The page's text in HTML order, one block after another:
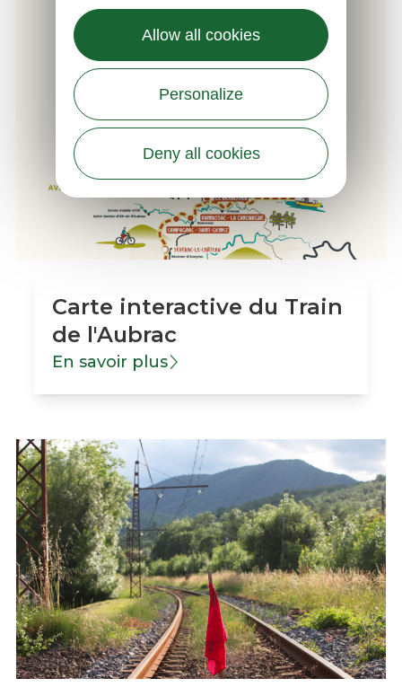
Carte interactive du Train
de l'Aubrac
En savoir plus
Allow all cookies
Personalize
Deny all cookies